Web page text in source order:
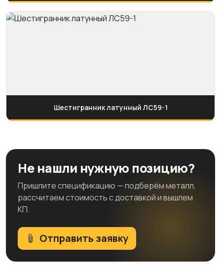
Шестигранник латунный ЛС59-1
Не нашли нужную позицию?
Пришлите спецификацию — подберём металл,
рассчитаем стоимость с доставкой и вышлем
КП.
Отправить заявку